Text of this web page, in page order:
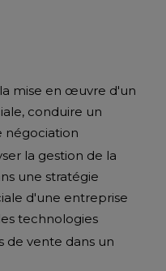
mise en œuvre d'un
conduire un
négociation
la gestion de la
une stratégie
d'une entreprise
technologies
de vente dans un